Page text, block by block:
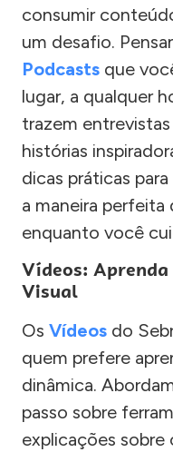
consumir
um desafio.
Podcasts que
lugar, a qualquer
trazem
histórias
dicas práticas
a maneira
enquanto você
Vídeos: Aprenda
Visual
Os Vídeos do
quem prefere
dinâmica.
passo sobre
explicações